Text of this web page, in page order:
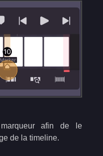
afin de le
de la timeline.